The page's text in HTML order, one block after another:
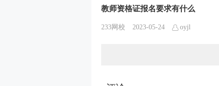
教师资格证报名要求有什么
233网校 2023-05-24 oyjl